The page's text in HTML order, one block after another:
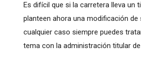
Es difícil que si la carretera lleva un
planteen ahora una modificación de
cualquier caso siempre puedes
tema con la administración titular